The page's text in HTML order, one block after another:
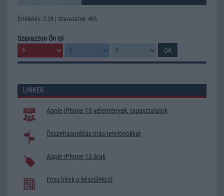
Értékelés: 3.38 | Szavazatok: 486
Szavazzon Ön is!
LINKEK
Apple iPhone 13 vélemények, tapasztalatok
Összehasonlítás más telefonokkal
Apple iPhone 13 árak
Friss hírek a készülékről